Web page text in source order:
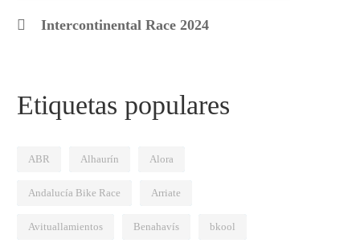
Intercontinental Race 2024
Etiquetas populares
ABR Alhaurín Alora
Andalucía Bike Race Arriate
Avituallamientos Benahavís bkool